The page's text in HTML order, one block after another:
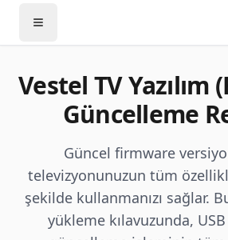
Vestel TV Yazılım
Güncelleme
Güncel firmware
televizyonunuzun tüm
şekilde kullanmanızı sağlar.
yükleme kılavuzunda,